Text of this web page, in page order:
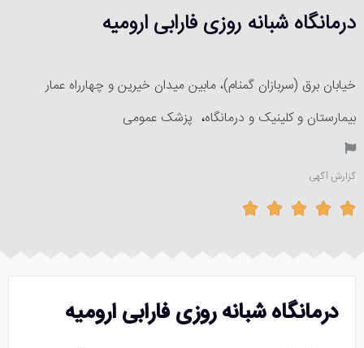
درمانگاه شبانه روزی فارابی ارومیه
خیابان برق (سربازان گمنام)، مابین میدان خیرین و چهارراه عمار
بیمارستان و کلینیک و درمانگاه، پزشک عمومی
گزارش آگهی





درمانگاه شبانه روزی فارابی ارومیه